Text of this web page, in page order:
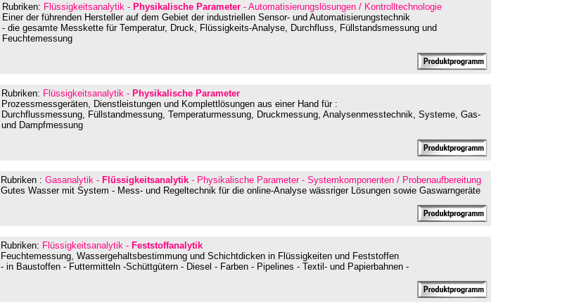
Rubriken: Flüssigkeitsanalytik - Physikalische Parameter - Automatisierungslösungen / Kontrolltechnologie
Einer der führenden Hersteller auf dem Gebiet der industriellen Sensor- und Automatisierungstechnik
- die gesamte Messkette für Temperatur, Druck, Flüssigkeits-Analyse, Durchfluss, Füllstandsmessung und
Feuchtemessung
Rubriken: Flüssigkeitsanalytik - Physikalische Parameter
Prozessmessgeräten, Dienstleistungen und Komplettlösungen aus einer Hand für :
Durchflussmessung, Füllstandmessung, Temperaturmessung, Druckmessung, Analysenmesstechnik, Systeme, Gas-
und Dampfmessung
Rubriken : Gasanalytik - Flüssigkeitsanalytik - Physikalische Parameter - Systemkomponenten / Probenaufbereitung
Gutes Wasser mit System - Mess- und Regeltechnik für die online-Analyse wässriger Lösungen sowie Gaswarngeräte
Rubriken: Flüssigkeitsanalytik - Feststoffanalytik
Feuchtemessung, Wassergehaltsbestimmung und Schichtdicken in Flüssigkeiten und Feststoffen
- in Baustoffen - Futtermitteln -Schüttgütern - Diesel - Farben - Pipelines - Textil- und Papierbahnen -